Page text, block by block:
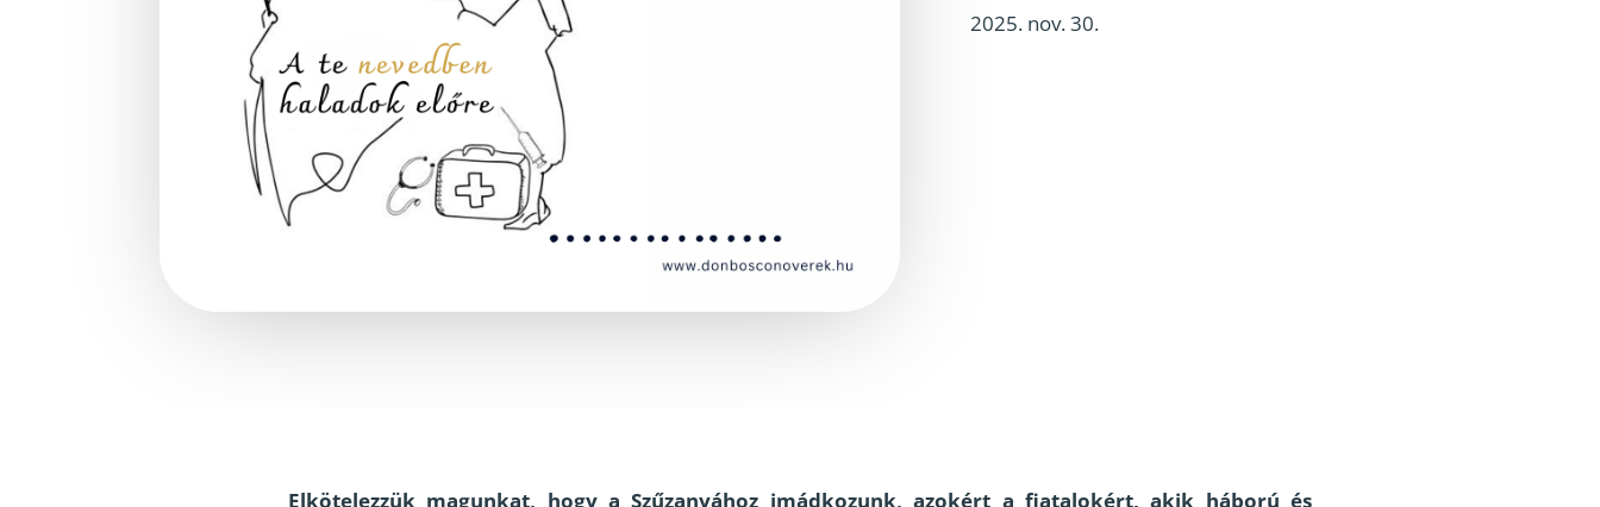
2025. nov. 30.
Elkötelezzük magunkat, hogy a Szűzanyához imádkozunk, azokért a fiatalokért, akik háború és